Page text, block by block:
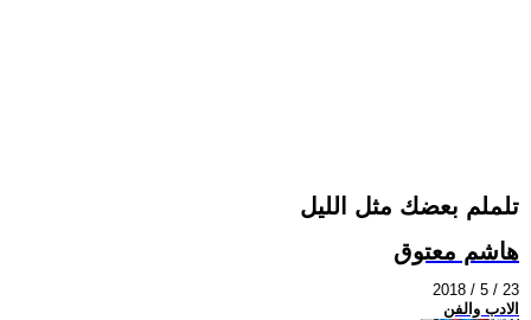
تلملم بعضك مثل الليل
هاشم معتوق
2018 / 5 / 23
الادب والفن